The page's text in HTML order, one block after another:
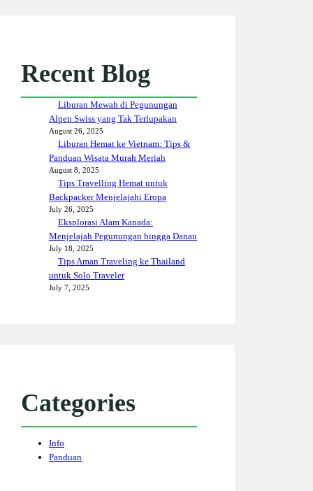
Recent Blog
Liburan Mewah di Pegunungan
Alpen Swiss yang Tak Terlupakan
August 26, 2025
Liburan Hemat ke Vietnam: Tips &
Panduan Wisata Murah Meriah
August 8, 2025
Tips Travelling Hemat untuk
Backpacker Menjelajahi Eropa
July 26, 2025
Eksplorasi Alam Kanada:
Menjelajah Pegunungan hingga Danau
July 18, 2025
Tips Aman Traveling ke Thailand
untuk Solo Traveler
July 7, 2025
Categories
Info
Panduan